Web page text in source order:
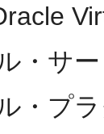
・サ
・プ